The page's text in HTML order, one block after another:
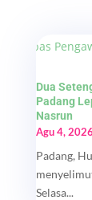
Dua
Padang
Nasrun
Agu 4, 2026
Padang,
Selasa...